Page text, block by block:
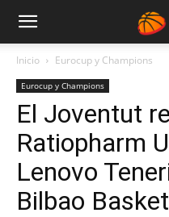
Inicio Eurocup y Champions
Eurocup y Champions
El Joventut
Ratiopharm
Lenovo
Bilbao